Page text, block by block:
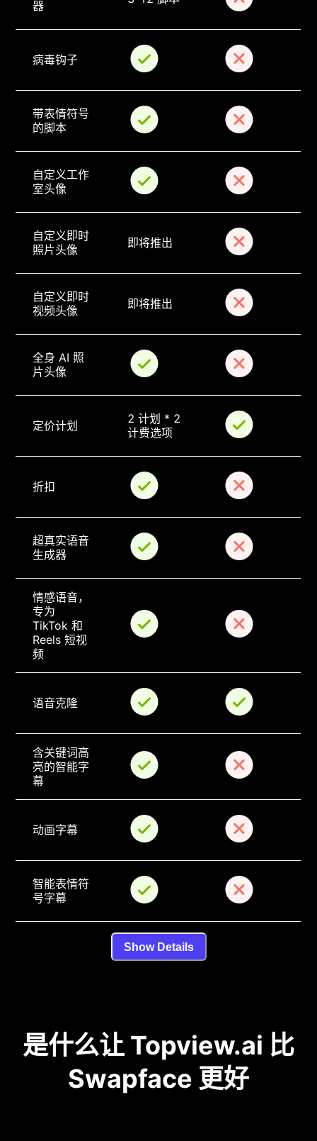
器
病毒钩子
带表情符号
的脚本
自定义工作
室头像
自定义即时
照片头像
即将推出
自定义即时
视频头像
即将推出
全身 AI 照
片头像
定价计划
2 计划 * 2
计费选项
折扣
超真实语音
生成器
情感语音，
专为
TikTok 和
Reels 短视
频
语音克隆
含关键词高
亮的智能字
幕
动画字幕
智能表情符
号字幕
Show Details
是什么让 Topview.ai 比
Swapface 更好